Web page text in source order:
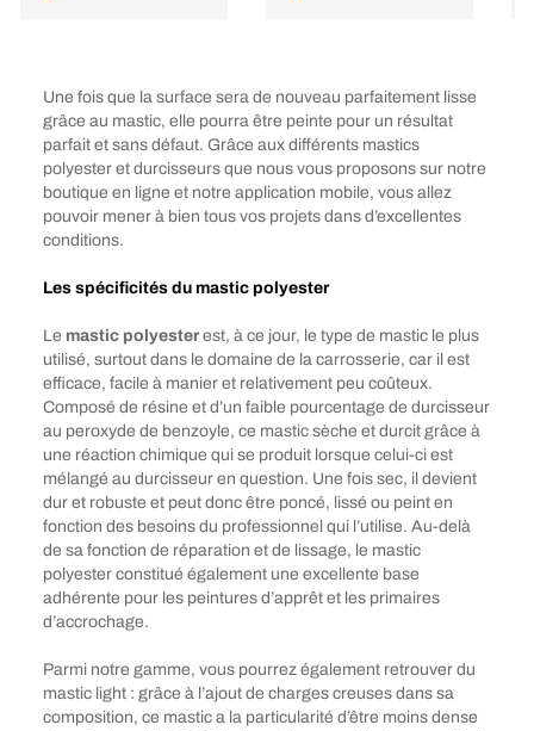
Une fois que la surface sera de nouveau parfaitement lisse
grâce au mastic, elle pourra être peinte pour un résultat
parfait et sans défaut. Grâce aux différents mastics
polyester et durcisseurs que nous vous proposons sur notre
boutique en ligne et notre application mobile, vous allez
pouvoir mener à bien tous vos projets dans d’excellentes
conditions.
Les spécificités du mastic polyester
Le mastic polyesterest, à ce jour, le type de mastic le plus
utilisé, surtout dans le domaine de la carrosserie, car il est
efficace, facile à manier et relativement peu coûteux.
Composé de résine et d’un faible pourcentage de durcisseur
au peroxyde de benzoyle, ce mastic sèche et durcit grâce à
une réaction chimique qui se produit lorsque celui-ci est
mélangé au durcisseur en question. Une fois sec, il devient
dur et robuste et peut donc être poncé, lissé ou peint en
fonction des besoins du professionnel qui l’utilise. Au-delà
de sa fonction de réparation et de lissage, le mastic
polyester constitué également une excellente base
adhérente pour les peintures d’apprêt et les primaires
d’accrochage.
Parmi notre gamme, vous pourrez également retrouver du
mastic light : grâce à l’ajout de charges creuses dans sa
composition, ce mastic a la particularité d’être moins dense